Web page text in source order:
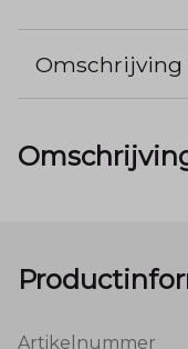
Omschrijving
Artikelnummer